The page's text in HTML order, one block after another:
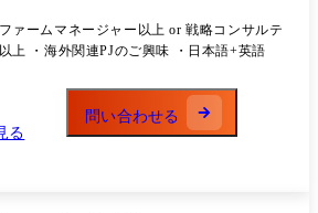
び勤務をしていただきます。 具体的には、国
入しているため、基本的な働き方はリモート
ただし、案件ベースでの短期出張が年間で数
、ご志向等に応じて、現地での長期滞在等も
ァームマネージャー以上 or 戦略コンサルテ
ィングファームリーダー以上 ・海外関連PJのご興味 ・日本語+英語
る
問い合わせる